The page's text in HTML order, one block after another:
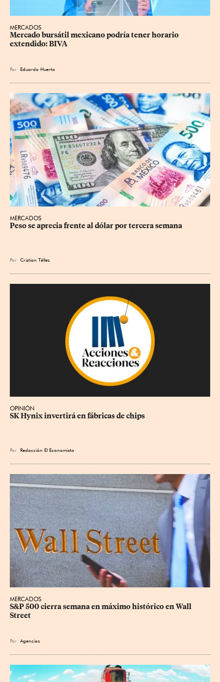
MERCADOS
Mercado bursátil mexicano podría tener horario
extendido: BIVA
Por Eduardo Huerta
MERCADOS
Peso se aprecia frente al dólar por tercera semana
Por Cristian Téllez
OPINIÓN
SK Hynix invertirá en fábricas de chips
Por Redacción El Economista
MERCADOS
S&P 500 cierra semana en máximo histórico en Wall
Street
Por Agencias